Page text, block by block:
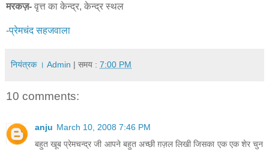
मरकज़- वृत्त का केन्द्र, केन्द्र स्थल
-प्रेमचंद सहजवाला
नियंत्रक । Admin | समय : 7:00 PM
10 comments:
anju March 10, 2008 7:46 PM
बहुत खूब प्रेमचन्द्र जी आपने बहुत अच्छी ग़ज़ल लिखी जिसका एक एक शेर चुन